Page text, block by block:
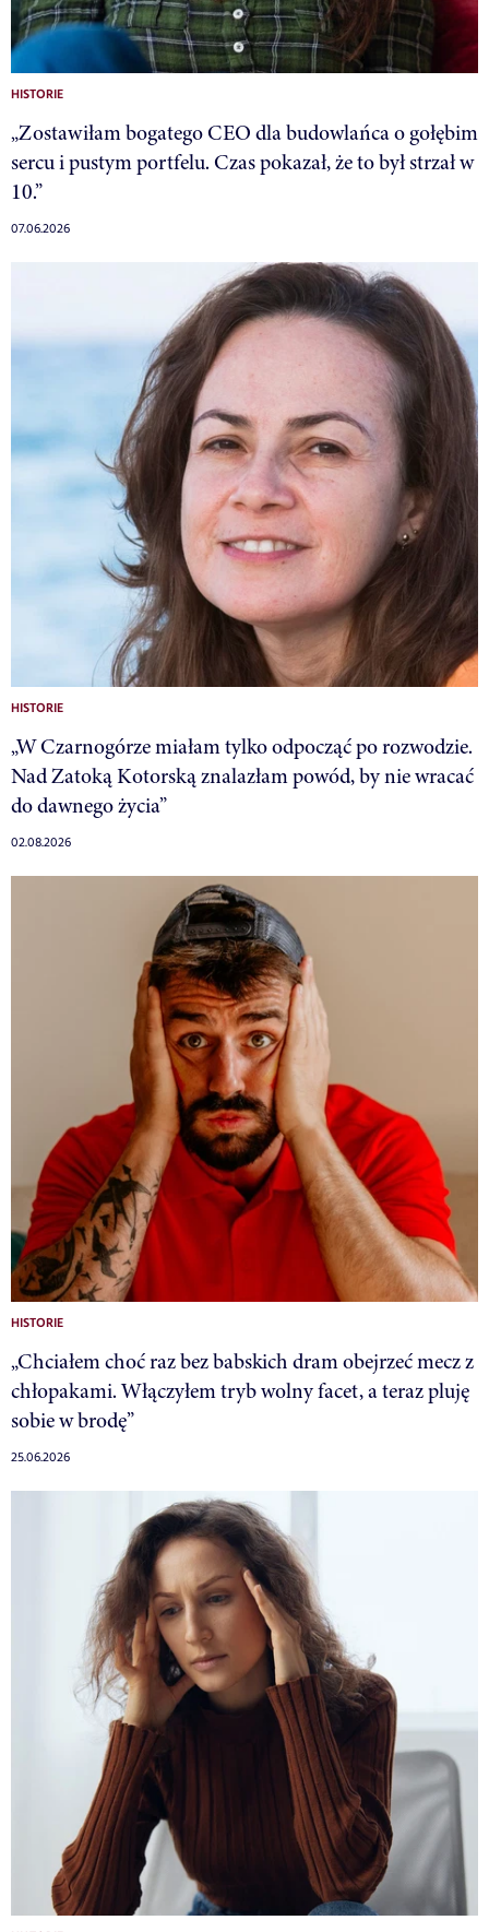
HISTORIE
„Zostawiłam bogatego CEO dla budowlańca o gołębim
sercu i pustym portfelu. Czas pokazał, że to był strzał w
10.”
07.06.2026
HISTORIE
„W Czarnogórze miałam tylko odpocząć po rozwodzie.
Nad Zatoką Kotorską znalazłam powód, by nie wracać
do dawnego życia”
02.08.2026
HISTORIE
„Chciałem choć raz bez babskich dram obejrzeć mecz z
chłopakami. Włączyłem tryb wolny facet, a teraz pluję
sobie w brodę”
25.06.2026